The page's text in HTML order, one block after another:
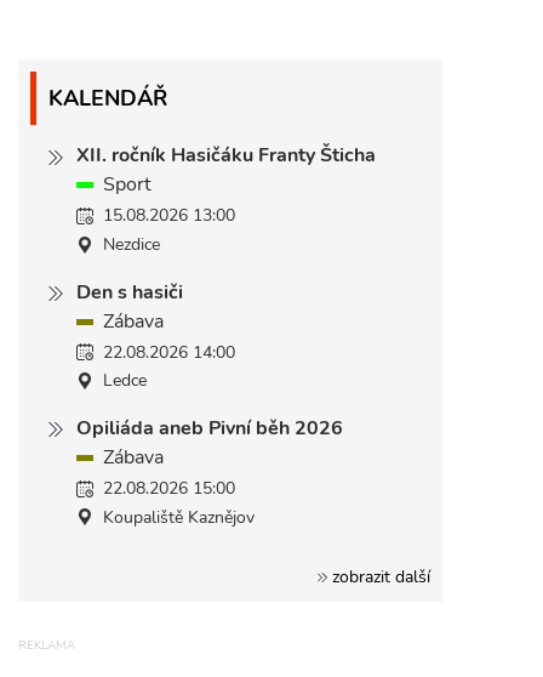
KALENDÁŘ
XII. ročník Hasičáku Franty Šticha
Sport
15.08.2026 13:00
Nezdice
Den s hasiči
Zábava
22.08.2026 14:00
Ledce
Opiliáda aneb Pivní běh 2026
Zábava
22.08.2026 15:00
Koupaliště Kaznějov
zobrazit další